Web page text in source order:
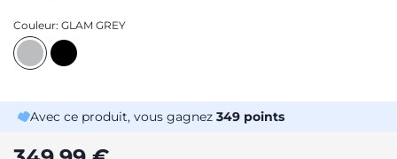
Couleur: GLAM GREY
Avec ce produit, vous gagnez 349 points